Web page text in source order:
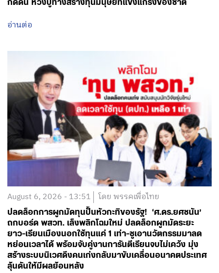
กดดัน หวังปูทางสร้างทุนมนุษย์ที่แข็งแกร่งของชาติ
อ่านต่อ
August 6, 2026 - 13:51 โดย พรรคเพื่อไทย
ปลดล็อกการผูกมัดทุนปั้นหัวกะทิของรัฐ! ‘ศ.ดร.ยศชนัน’
ถกบอร์ด พสวท. เล็งพลิกโฉมใหม่ ปลดล็อกผูกมัดระยะ
ยาว-เรียนเมืองนอกใช้ทุนแค่ 1 เท่า-ชูเอานวัตกรรมมาลด
หย่อนเวลาได้ พร้อมจับคู่งานการันตีเรียนจบไม่เคว้ง มุ่ง
สร้างระบบนิเวศดึงคนเก่งกลับมาขับเคลื่อนอนาคตประเทศ
ลุ้นดันให้มีผลย้อนหลัง